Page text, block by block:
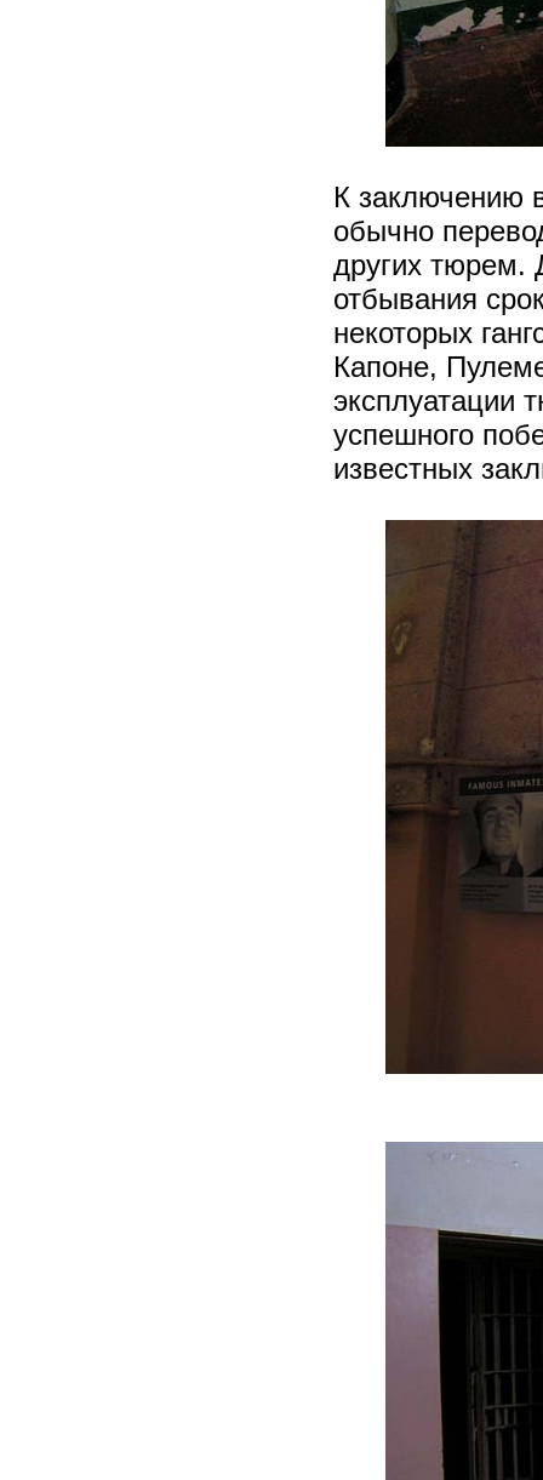
К заключению
обычно
других тюрем.
отбывания
некоторых
Капоне,
эксплуатации
успешного
известных